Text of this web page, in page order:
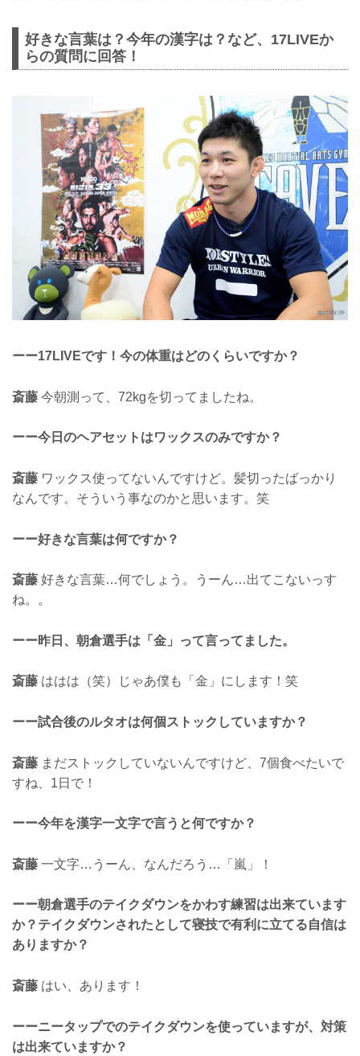
好きな言葉は？今年の漢字は？など、17LIVEか
らの質問に回答！
ーー17LIVEです！今の体重はどのくらいですか？
斎藤 今朝測って、72kgを切ってましたね。
ーー今日のヘアセットはワックスのみですか？
斎藤 ワックス使ってないんですけど。髪切ったばっかり
なんです。そういう事なのかと思います。笑
ーー好きな言葉は何ですか？
斎藤 好きな言葉…何でしょう。うーん…出てこないっす
ね。。
ーー昨日、朝倉選手は「金」って言ってました。
斎藤 ははは（笑）じゃあ僕も「金」にします！笑
ーー試合後のルタオは何個ストックしていますか？
斎藤 まだストックしていないんですけど、7個食べたいで
すね、1日で！
ーー今年を漢字一文字で言うと何ですか？
斎藤 一文字…うーん、なんだろう…「嵐」！
ーー朝倉選手のテイクダウンをかわす練習は出来ています
か？テイクダウンされたとして寝技で有利に立てる自信は
ありますか？
斎藤 はい、あります！
ーーニータップでのテイクダウンを使っていますが、対策
は出来ていますか？